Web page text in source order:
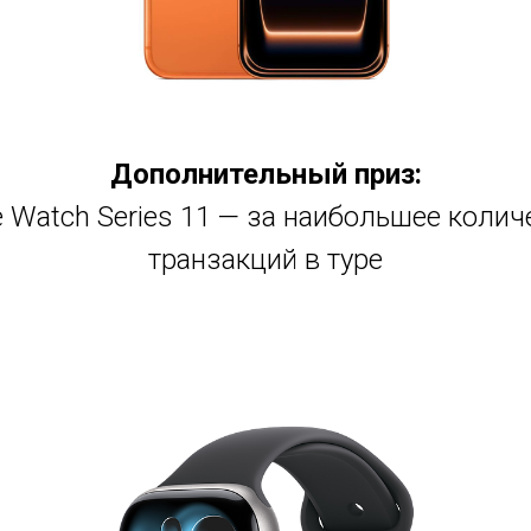
Дополнительный приз:
Watch Series 11 — за наибольшее
транзакций в туре